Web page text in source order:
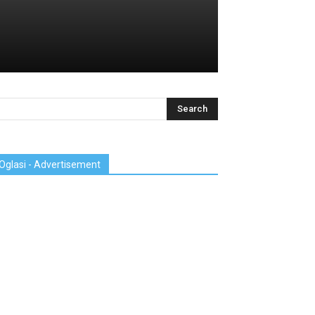
- Advertisement